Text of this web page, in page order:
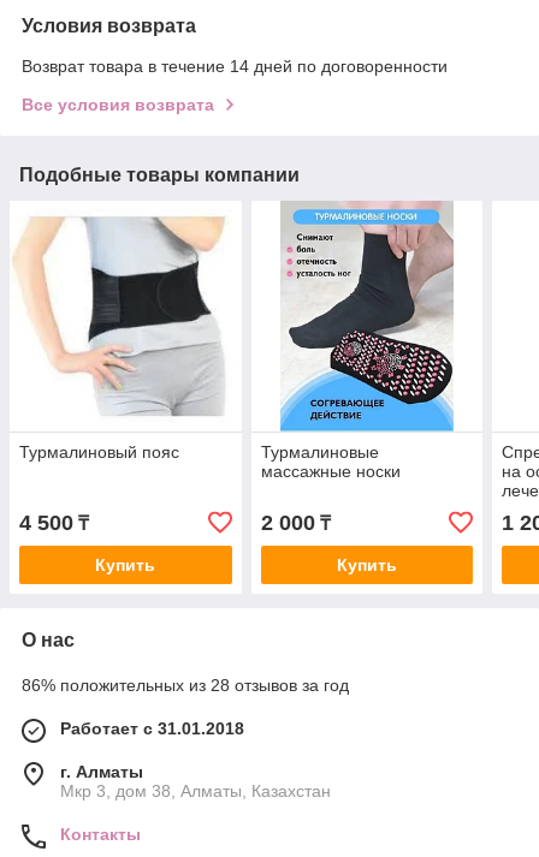
Условия возврата
Возврат товара в течение 14 дней по договоренности
Все условия возврата
Подобные товары компании
Турмалиновый пояс
4 500 ₸
Купить
Турмалиновые
массажные носки
2 000₸
Купить
на
1
О нас
86% положительных из 28 отзывов за год
Работает с 31.01.2018
г. Алматы
Мкр 3, дом 38, Алматы, Казахстан
Контакты